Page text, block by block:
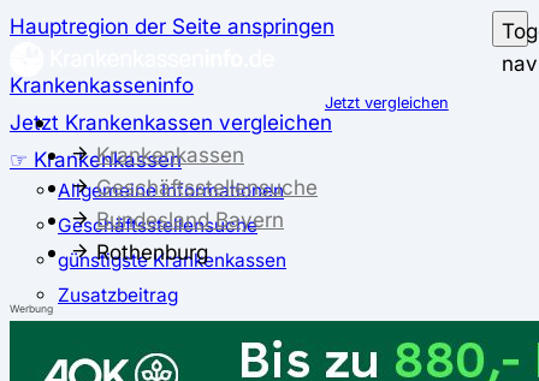
Hauptregion der Seite anspringen
Krankenkasseninfo
Jetzt Krankenkassen vergleichen
☞ Krankenkassen
Allgemeine Informationen
Geschäftsstellensuche
günstigste Krankenkassen
Zusatzbeitrag
Der große Krankenkassentest
Jetzt vergleichen
Krankenkassen
Geschäftsstellensuche
Bundesland Bayern
Rothenburg
Werbung